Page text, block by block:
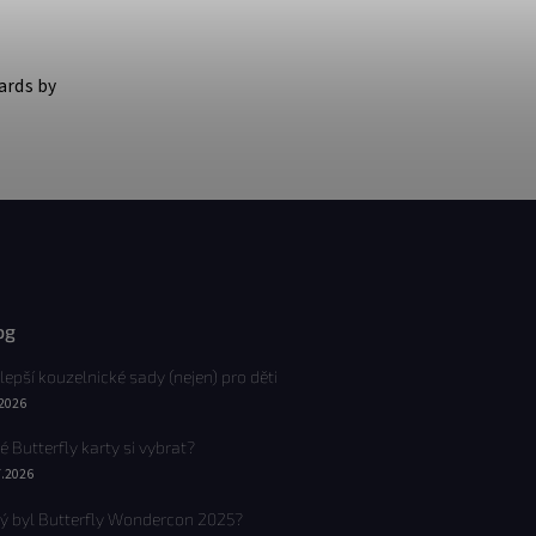
by
kouzelnické sady (nejen) pro děti
Butterfly karty si vybrat?
byl Butterfly Wondercon 2025?